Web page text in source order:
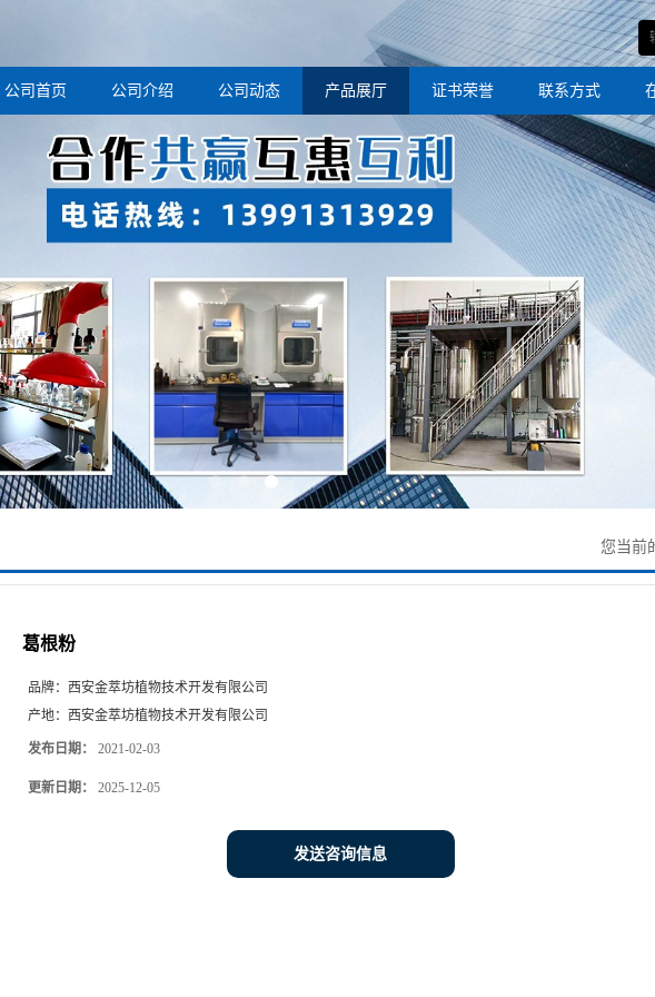
公司首页 公司介绍 公司动态 产品展厅 证书荣誉 联系方式
您当前
葛根粉
品牌： 西安金萃坊植物技术开发有限公司
产地： 西安金萃坊植物技术开发有限公司
发布日期： 2021-02-03
更新日期： 2025-12-05
发送咨询信息